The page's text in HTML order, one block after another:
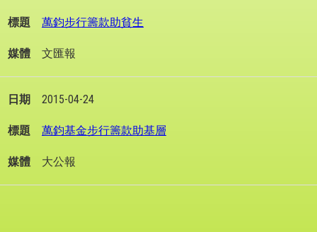
萬鈞步行籌款助貧生
文匯報
2015-04-24
萬鈞基金步行籌款助基層
大公報